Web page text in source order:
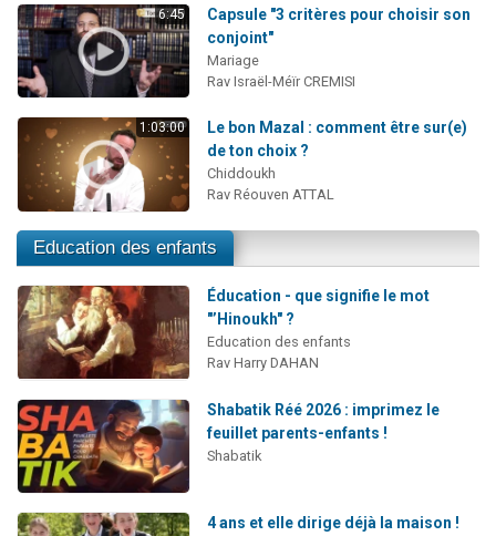
6:45
Capsule "3 critères pour choisir son
conjoint"
Mariage
Rav Israël-Méïr CREMISI
1:03:00
Le bon Mazal : comment être sur(e)
de ton choix ?
Chiddoukh
Rav Réouven ATTAL
Education des enfants
Éducation - que signifie le mot
"’Hinoukh" ?
Education des enfants
Rav Harry DAHAN
Shabatik Réé 2026 : imprimez le
feuillet parents-enfants !
Shabatik
4 ans et elle dirige déjà la maison !